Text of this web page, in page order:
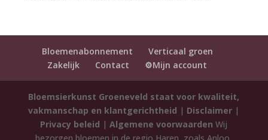
Bloemenabonnement
Verticaal groen
Zakelijk
Contact ⚙️Mijn account
Bloemsierkunst Groeneveld staat voor kwaliteit,
vakmanschap en klantgerichtheid | Disclaimer |
Privacy beleid |Algemene voorwaarden Wij